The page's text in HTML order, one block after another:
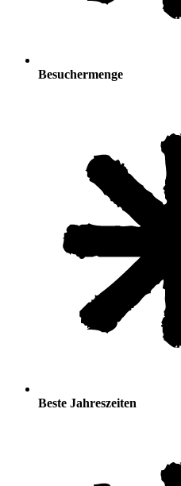
Besuchermenge
Beste Jahreszeiten